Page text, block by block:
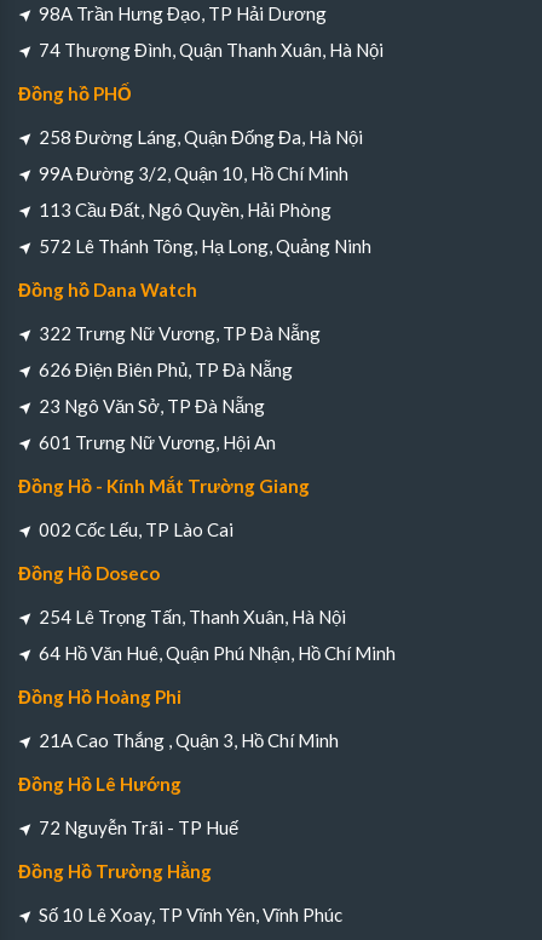
98A Trần Hưng Đạo, TP Hải Dương
74 Thượng Đình, Quận Thanh Xuân, Hà Nội
Đồng hồ PHỐ
258 Đường Láng, Quận Đống Đa, Hà Nội
99A Đường 3/2, Quận 10, Hồ Chí Minh
113 Cầu Đất, Ngô Quyền, Hải Phòng
572 Lê Thánh Tông, Hạ Long, Quảng Ninh
Đồng hồ Dana Watch
322 Trưng Nữ Vương, TP Đà Nẵng
626 Điện Biên Phủ, TP Đà Nẵng
23 Ngô Văn Sở, TP Đà Nẵng
601 Trưng Nữ Vương, Hội An
Đồng Hồ - Kính Mắt Trường Giang
002 Cốc Lếu, TP Lào Cai
Đồng Hồ Doseco
254 Lê Trọng Tấn, Thanh Xuân, Hà Nội
64 Hồ Văn Huê, Quận Phú Nhận, Hồ Chí Minh
Đồng Hồ Hoàng Phi
21A Cao Thắng , Quận 3, Hồ Chí Minh
Đồng Hồ Lê Hướng
72 Nguyễn Trãi - TP Huế
Đồng Hồ Trường Hằng
Số 10 Lê Xoay, TP Vĩnh Yên, Vĩnh Phúc